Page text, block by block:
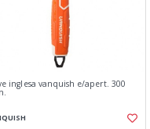
inglesa vanquish e/apert. 300